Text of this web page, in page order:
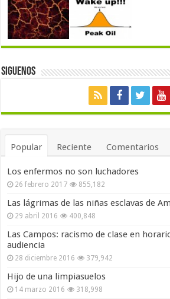
Siguenos
Popular Reciente Comentarios
Los enfermos no son luchadores
26 febrero 2017 855,182
Las lágrimas de las niñas esclavas de
29 abril 2016 400,848
Las Campos: racismo de clase en
audiencia
28 diciembre 2016 379,942
Hijo de una limpiasuelos
14 marzo 2016 318,998